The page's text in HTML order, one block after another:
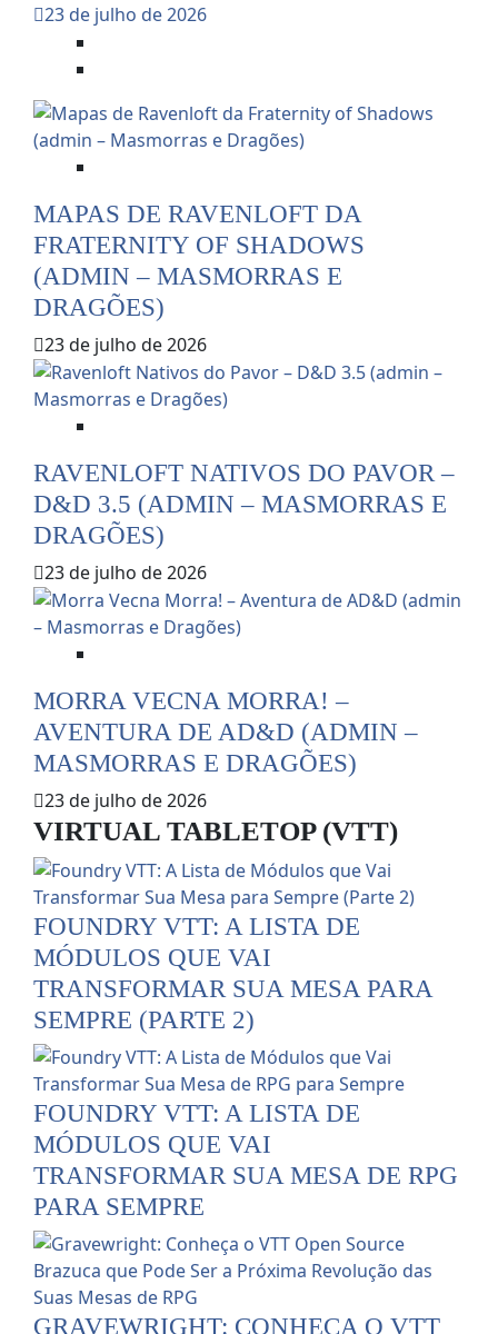
23 de julho de 2026
MAPAS DE RAVENLOFT DA
FRATERNITY OF SHADOWS
(ADMIN – MASMORRAS E
DRAGÕES)
23 de julho de 2026
RAVENLOFT NATIVOS DO PAVOR –
D&D 3.5 (ADMIN – MASMORRAS E
DRAGÕES)
23 de julho de 2026
MORRA VECNA MORRA! –
AVENTURA DE AD&D (ADMIN –
MASMORRAS E DRAGÕES)
23 de julho de 2026
VIRTUAL TABLETOP (VTT)
FOUNDRY VTT: A LISTA DE
MÓDULOS QUE VAI
TRANSFORMAR SUA MESA PARA
SEMPRE (PARTE 2)
FOUNDRY VTT: A LISTA DE
MÓDULOS QUE VAI
TRANSFORMAR SUA MESA DE RPG
PARA SEMPRE
GRAVEWRIGHT: CONHEÇA O VTT